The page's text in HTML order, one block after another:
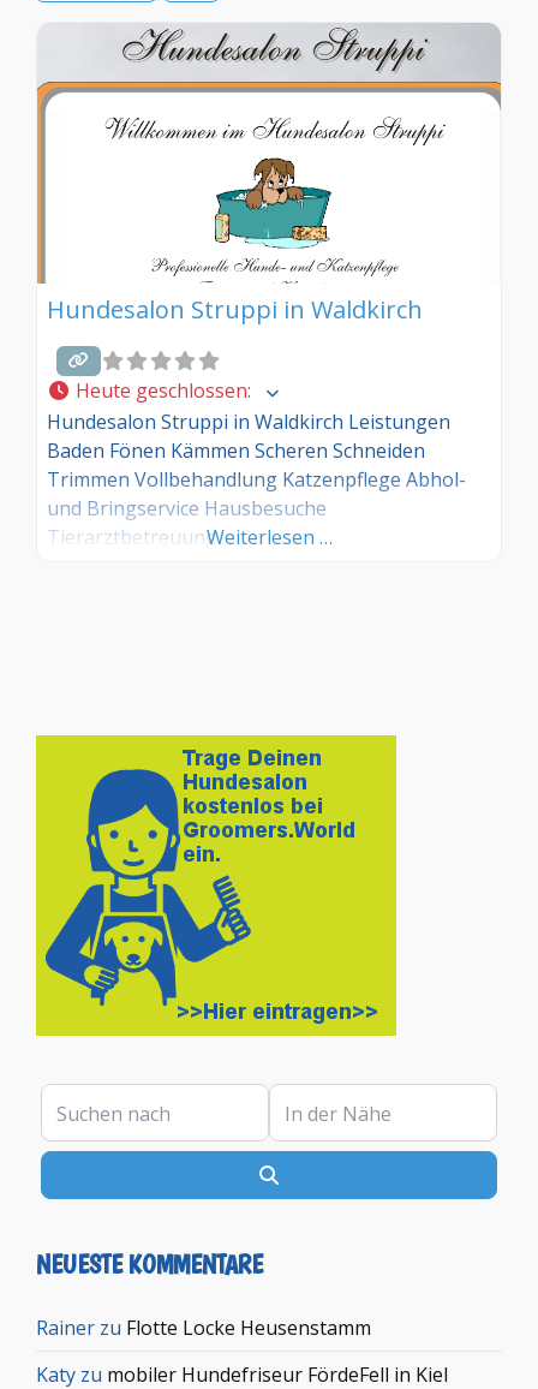
Hundesalon Struppi in Waldkirch
Heute geschlossen:
Hundesalon Struppi in Waldkirch Leistungen
Baden Fönen Kämmen Scheren Schneiden
Trimmen Vollbehandlung Katzenpflege Abhol-
und Bringservice Hausbesuche
TierarztbetreuungWeiterlesen …
Suchen nach In der Nähe
NEUESTE KOMMENTARE
Rainer zu Flotte Locke Heusenstamm
Katy zu mobiler Hundefriseur FördeFell in Kiel